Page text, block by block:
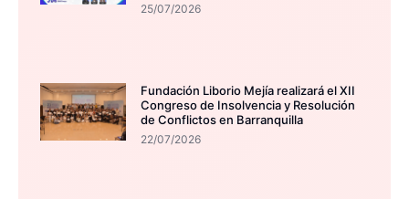
25/07/2026
Fundación Liborio Mejía realizará el XII
Congreso de Insolvencia y Resolución
de Conflictos en Barranquilla
22/07/2026